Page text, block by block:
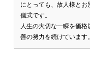
にとっても、故人様と
儀式です。
人生の大切な一瞬を価
善の努力を続けています。